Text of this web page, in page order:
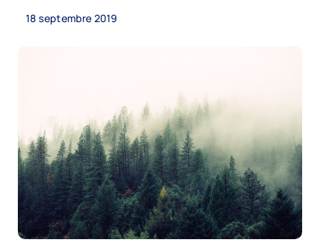
Articles
La kinésiologie
La thérapie manuelle et les exercices
thérapeutiques
Témoignages
Foire aux questions
18 septembre 2019